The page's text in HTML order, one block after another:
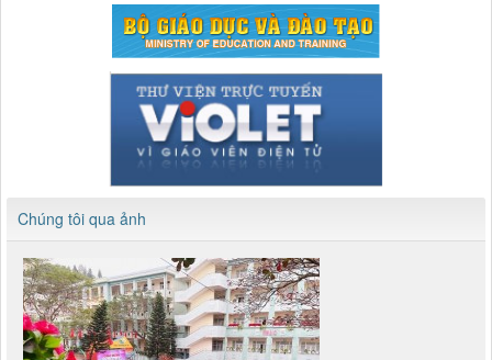
Chúng tôi qua ảnh